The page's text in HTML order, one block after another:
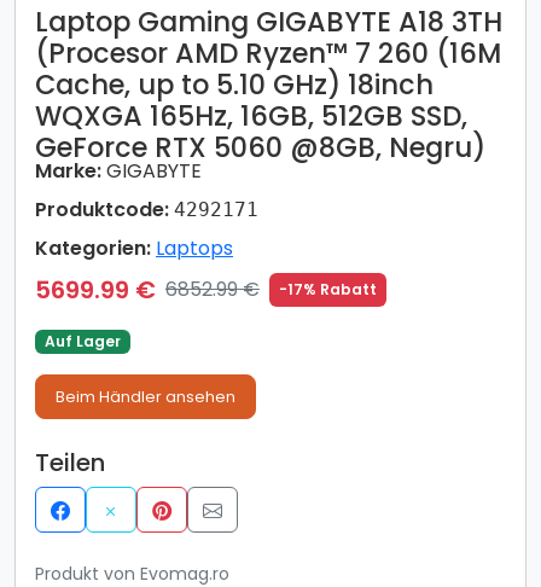
Laptop Gaming GIGABYTE A18 3TH
(Procesor AMD Ryzen™ 7 260 (16M
Cache, up to 5.10 GHz) 18inch
WQXGA 165Hz, 16GB, 512GB SSD,
GeForce RTX 5060 @8GB, Negru)
Marke:GIGABYTE
Produktcode: 4292171
Kategorien: Laptops
5699.99 € 6852.99 € -17% Rabatt
Auf Lager
Beim Händler ansehen
Teilen
Produkt von Evomag.ro